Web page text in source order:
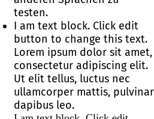
testen.
I am text block. Click edit
button to change this text.
Lorem ipsum dolor sit amet,
consectetur adipiscing elit.
Ut elit tellus, luctus nec
ullamcorper mattis, pulvinar
dapibus leo.